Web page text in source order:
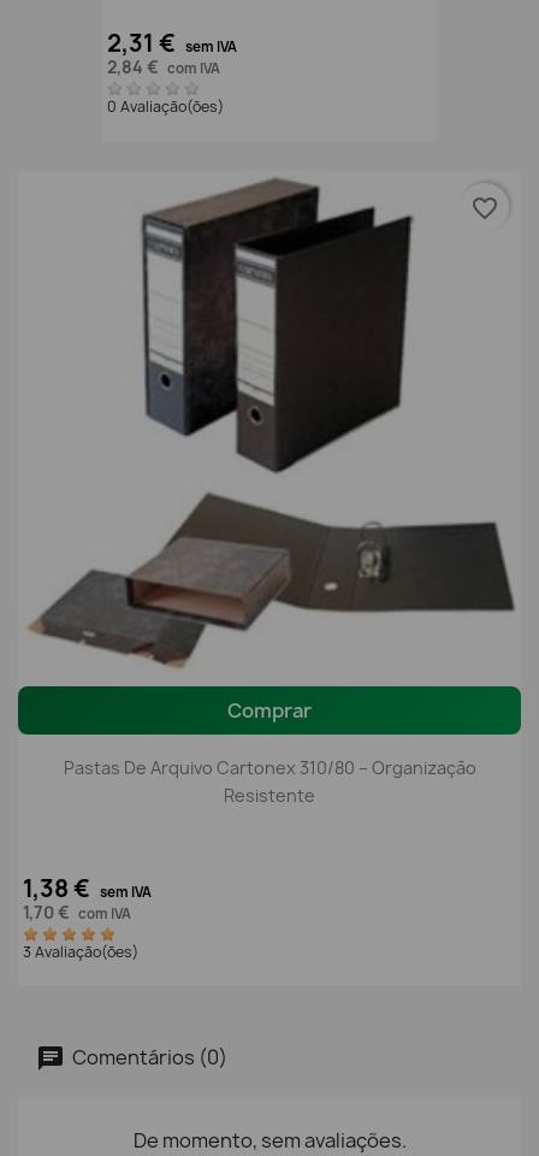
2,31 € sem IVA
2,84 € com IVA
0 Avaliação(ões)
Comprar
Pastas De Arquivo Cartonex 310/80 – Organização
Resistente
1,38 € sem IVA
1,70 € com IVA
3 Avaliação(ões)
favorite_border
Comentários (0)
De momento, sem avaliações.